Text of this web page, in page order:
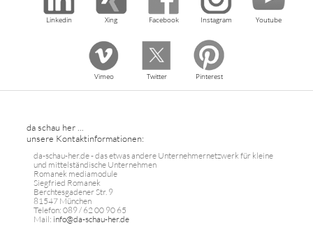
Linkedin Xing Facebook Instagram Youtube
Vimeo Twitter Pinterest
da schau her ...
unsere Kontaktinformationen:
da-schau-her.de - das etwas andere Unternehmernetzwerk für kleine
und mittelständische Unternehmen
Romanek mediamodule
Siegfried Romanek
Berchtesgadener Str. 9
81547 München
Telefon: 089 / 62 00 90 65
Mail: info@da-schau-her.de